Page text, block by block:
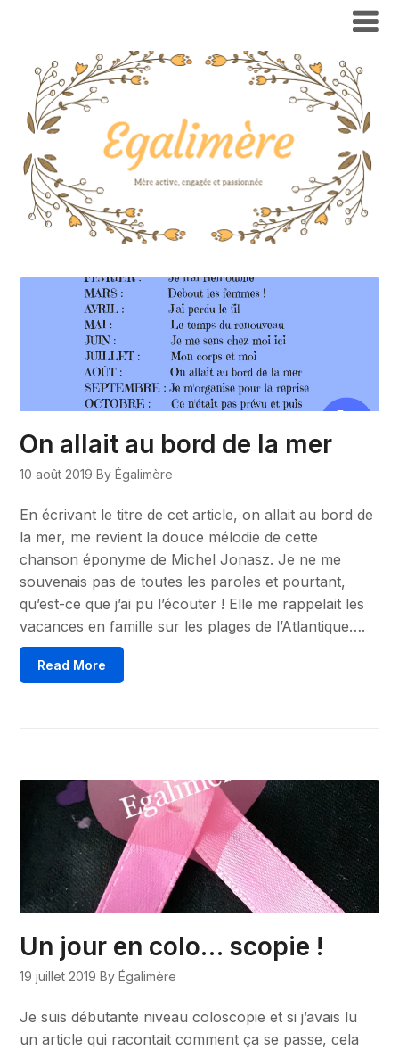
On allait au bord de la mer
10 août 2019 By Égalimère
En écrivant le titre de cet article, on allait au bord de
la mer, me revient la douce mélodie de cette
chanson éponyme de Michel Jonasz. Je ne me
souvenais pas de toutes les paroles et pourtant,
qu’est-ce que j’ai pu l’écouter ! Elle me rappelait les
vacances en famille sur les plages de l’Atlantique….
Read More
Un jour en colo… scopie !
19 juillet 2019 By Égalimère
Je suis débutante niveau coloscopie et si j’avais lu
un article qui racontait comment ça se passe, cela